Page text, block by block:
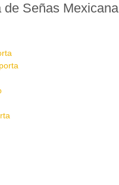
de Señas Mexicana